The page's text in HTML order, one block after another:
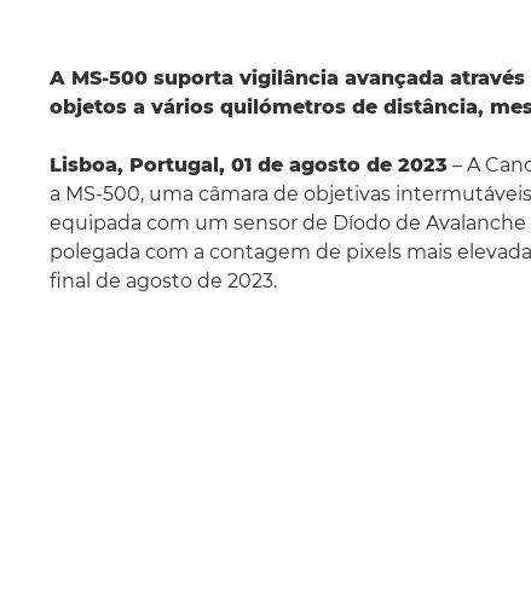
A MS-500 suporta vigilância avançada
objetos a vários quilómetros de distância,
Lisboa, Portugal, 01 de agosto de 2023 – A
a MS-500, uma câmara de objetivas
equipada com um sensor de Díodo de Avalanche
polegada com a contagem de pixels mais
final de agosto de 2023.